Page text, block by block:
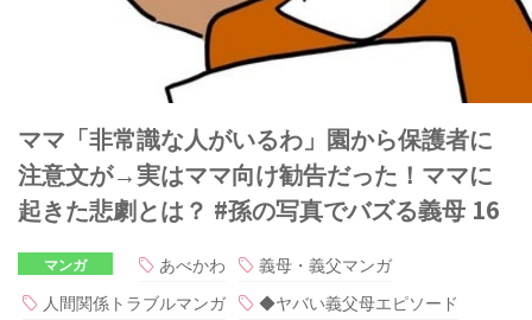
ママ「非常識な人がいるわ」園から保護者に
注意文が→実はママ向け勧告だった！ママに
起きた悲劇とは？ #孫の写真でバズる義母 16
マンガ あべかわ
義母・義父マンガ
人間関係トラブルマンガ
◆ヤバい義父母エピソード